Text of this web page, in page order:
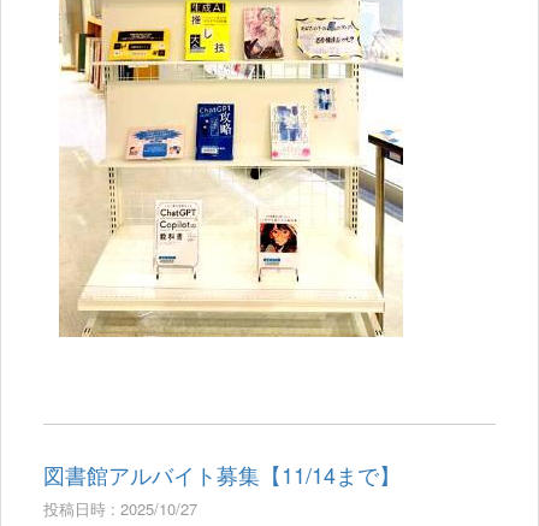
図書館アルバイト募集【11/14まで】
投稿日時 : 2025/10/27